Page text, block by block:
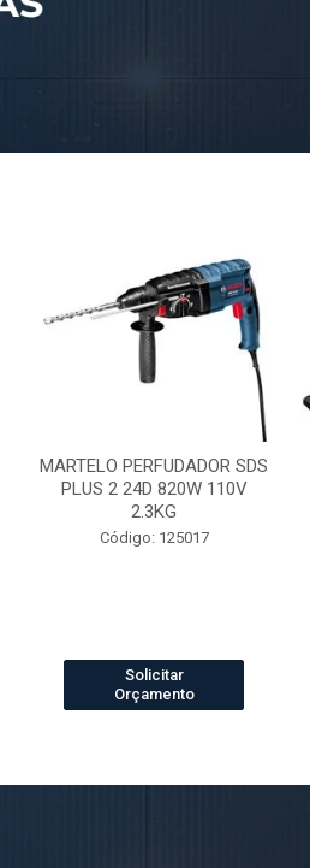
MARTELO PERFUDADOR SDS
PLUS 2 24D 820W 110V
2.3KG
Código: 125017
Solicitar
Orçamento